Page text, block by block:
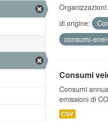
Organizzazioni:
di origine:
consumi-
Consumi
Consumi
emissioni di
CSV